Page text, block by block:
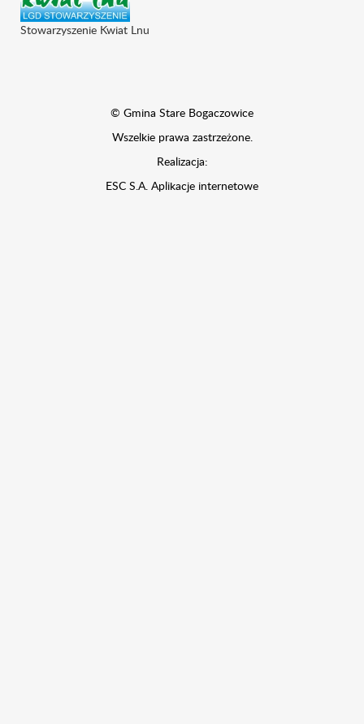
© Gmina Stare Bogaczowice
Wszelkie prawa zastrzeżone.
Realizacja:
ESC S.A. Aplikacje internetowe
Stowarzyszenie Kwiat Lnu